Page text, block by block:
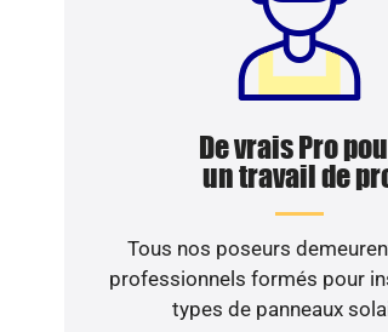
De vrais Pro
un travail de
Tous nos poseurs
professionnels formés pour
types de panneaux